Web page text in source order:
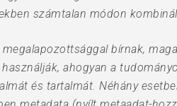
számtalan módon
bírnak,
ahogyan a
és tartalmát. Néhány